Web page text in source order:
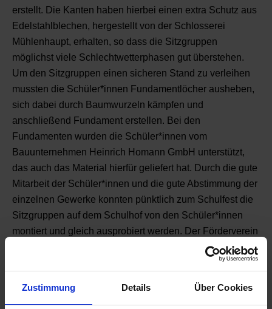
Zustimmung Details Über Cookies
erstellt. Die Kanten haben hierbei einen extra Schutz aus
Edelstahlblechen, hergestellt von der Schlosserei
Mühlenhaupt, erhalten, so dass die Sitzgruppen
möglichst viele Schlechtwetterphasen gut überstehen.
Um den Sitzgruppen einen sicheren Stand zu verleihen
mussten die Schüler*innen Fundamentlöcher ausheben,
sich dabei durch Baumwurzeln kämpfen und
anschließend Fundament erstellen. Bei den
Fundamenten wurden die Schüler*innen vom
Bauunternehmen Heinrich Homann GmbH unterstützt,
das auch das Material hierfür geliefert hat. Durch die gute
Mitarbeit der Schüler*innen und die gute Abstimmung der
einzelnen Gewerke konnten pünktlich zum Schulfest die
Sitzgruppen auf dem Schulhof von den Schüler*innen
montiert und gleich ausprobiert werden. Der Förderverein
Dachdeckereinkauf Soltau, beim Beschlaghandel Georg
Bauelemente GmbH aus Rotenburg, die dem